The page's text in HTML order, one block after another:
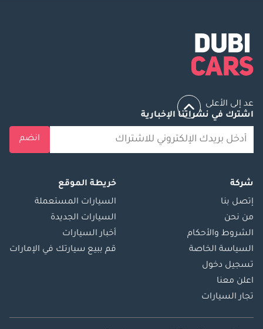
عد إلى الأعلى
اشترك في نشراتنا الإخبارية
انضم
شركة
إتصل بنا
من نحن
الشروط والأحكام
السياسة الخاصة
تسجيل دخول
اعلن معنا
تجار السيارات
خريطة الموقع
السيارات المستعملة
السيارات الجديدة
أخبار السيارات
قم ببيع سيارتك في الإمارات